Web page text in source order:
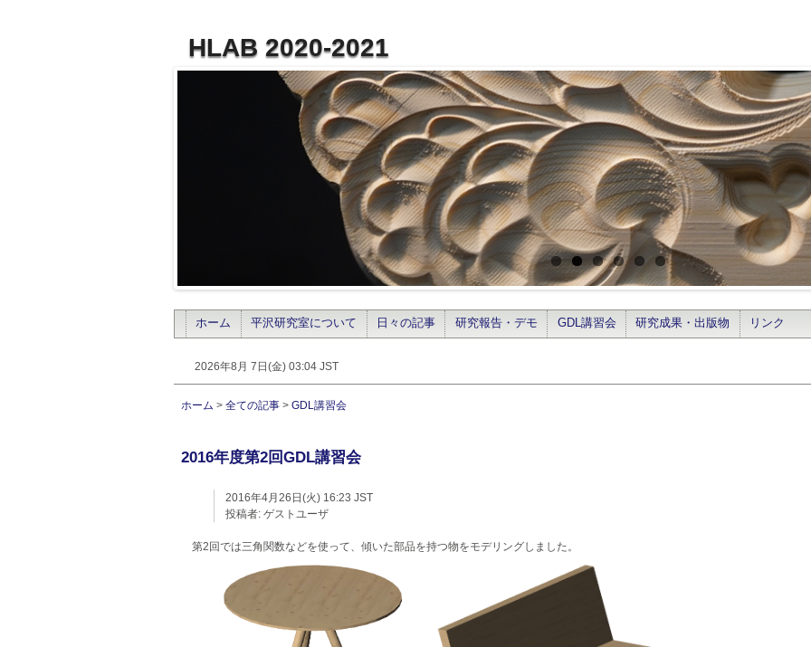
HLAB 2020-2021
ホーム 平沢研究室について 日々の記事 研究報告・デモ GDL講習会 研究成果・出版物 リンク
2026年8月 7日(金) 03:04 JST
ホーム > 全ての記事 > GDL講習会
2016年度第2回GDL講習会
2016年4月26日(火) 16:23 JST
投稿者: ゲストユーザ
第2回では三角関数などを使って、傾いた部品を持つ物をモデリングしました。